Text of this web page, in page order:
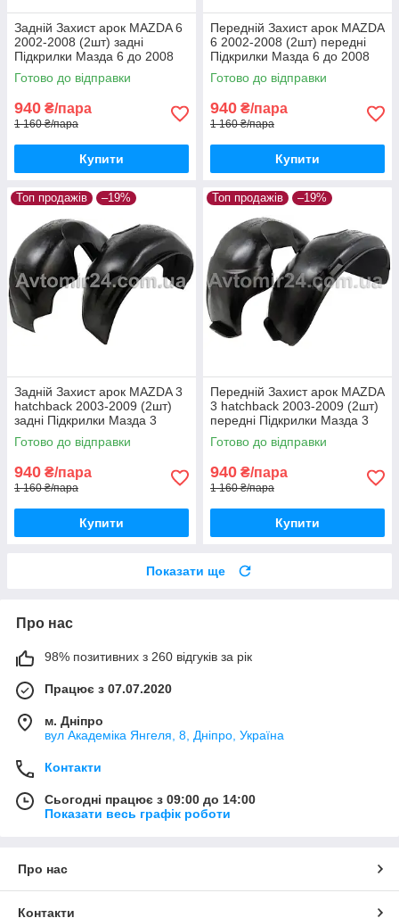
Задній Захист арок MAZDA 6
2002-2008 (2шт) задні
Підкрилки Мазда 6 до 2008
пара задніх
Готово до відправки
940 ₴/пара
1 160 ₴/пара
Купити
Передній Захист арок MAZDA
6 2002-2008 (2шт) передні
Підкрилки Мазда 6 до 2008
пара передніх
Готово до відправки
940 ₴/пара
1 160 ₴/пара
Купити
Топ продажів –19%
Задній Захист арок MAZDA 3
hatchback 2003-2009 (2шт)
задні Підкрилки Мазда 3
хетчбек до 2009 пара задніх
Готово до відправки
940 ₴/пара
1 160 ₴/пара
Купити
Топ продажів –19%
Передній Захист арок MAZDA
3 hatchback 2003-2009 (2шт)
передні Підкрилки Мазда 3
хетчбек пара передніх
Готово до відправки
940 ₴/пара
1 160 ₴/пара
Купити
Показати ще
Про нас
98% позитивних з 260 відгуків за рік
Працює з 07.07.2020
м. Дніпро
вул Академіка Янгеля, 8, Дніпро, Україна
Контакти
Сьогодні працює з 09:00 до 14:00
Показати весь графік роботи
Про нас
Контакти